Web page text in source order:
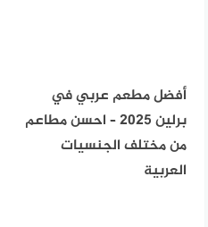
أفضل مطعم عربي في
برلين 2025 – احسن مطاعم
من مختلف الجنسيات
العربية